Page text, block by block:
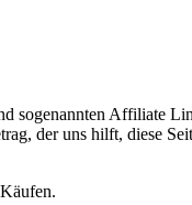
sogenannten
der uns hilft, diese